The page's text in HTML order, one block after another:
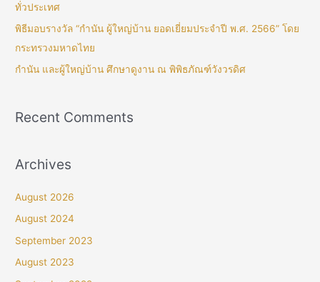
ทั่วประเทศ
พิธีมอบรางวัล “กำนัน ผู้ใหญ่บ้าน ยอดเยี่ยมประจำปี พ.ศ. 2566” โดย
กระทรวงมหาดไทย
กำนัน และผู้ใหญ่บ้าน ศึกษาดูงาน ณ พิพิธภัณฑ์วังวรดิศ
Recent Comments
Archives
August 2026
August 2024
September 2023
August 2023